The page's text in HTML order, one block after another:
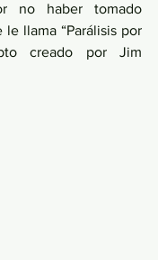
no haber tomado
llama “Parálisis por
creado por Jim